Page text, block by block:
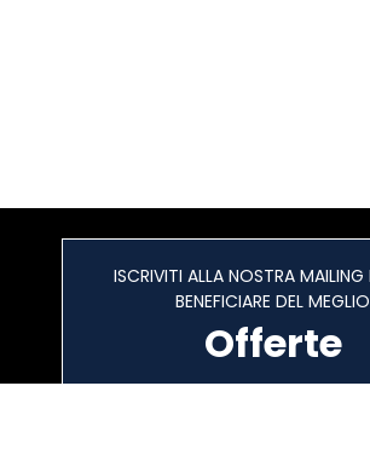
ISCRIVITI ALLA NOSTRA MAILING
BENEFICIARE DEL MEGLIO
Offerte